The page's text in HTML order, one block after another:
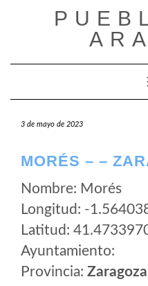
3 de mayo de 2023
MORÉS – –
Nombre: Morés
Longitud: -
Latitud:
Ayuntamiento:
Provincia: Zaragoza